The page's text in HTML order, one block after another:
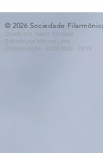
ao Dia dos Pais🩵
© 2026 Sociedade
Criado por Tássio Trindade
Editado por Marcos Lima
Última Edição - 22/07/2026 - 23:19